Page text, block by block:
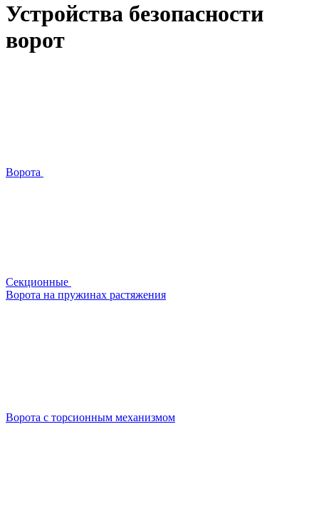
Устройства безопасности
ворот
Ворота
Секционные
Ворота на пружинах растяжения
Ворота с торсионным механизмом